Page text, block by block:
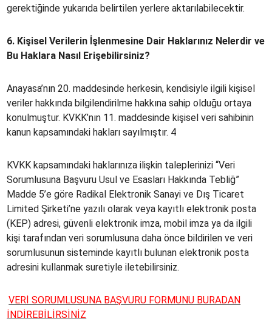
gerektiğinde yukarıda belirtilen yerlere aktarılabilecektir.
6. Kişisel Verilerin İşlenmesine Dair Haklarınız Nelerdir ve
Bu Haklara Nasıl Erişebilirsiniz?
Anayasa’nın 20. maddesinde herkesin, kendisiyle ilgili kişisel
veriler hakkında bilgilendirilme hakkına sahip olduğu ortaya
konulmuştur. KVKK’nın 11. maddesinde kişisel veri sahibinin
kanun kapsamındaki hakları sayılmıştır. 4
KVKK kapsamındaki haklarınıza ilişkin taleplerinizi “Veri
Sorumlusuna Başvuru Usul ve Esasları Hakkında Tebliğ”
Madde 5’e göre Radikal Elektronik Sanayi ve Dış Ticaret
Limited Şirketi’ne yazılı olarak veya kayıtlı elektronik posta
(KEP) adresi, güvenli elektronik imza, mobil imza ya da ilgili
kişi tarafından veri sorumlusuna daha önce bildirilen ve veri
sorumlusunun sisteminde kayıtlı bulunan elektronik posta
adresini kullanmak suretiyle iletebilirsiniz.
VERİ SORUMLUSUNA BAŞVURU FORMUNU BURADAN
İNDİREBİLİRSİNİZ